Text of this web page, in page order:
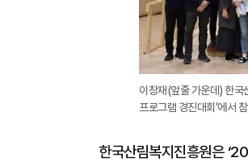
이창재(앞줄 가운데) 한국
프로그램 경진대회’에서
한국산림복지진흥원은